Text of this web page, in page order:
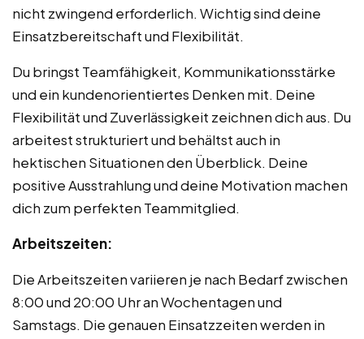
nicht zwingend erforderlich. Wichtig sind deine
Einsatzbereitschaft und Flexibilität.
Du bringst Teamfähigkeit, Kommunikationsstärke
und ein kundenorientiertes Denken mit. Deine
Flexibilität und Zuverlässigkeit zeichnen dich aus. Du
arbeitest strukturiert und behältst auch in
hektischen Situationen den Überblick. Deine
positive Ausstrahlung und deine Motivation machen
dich zum perfekten Teammitglied.
Arbeitszeiten:
Die Arbeitszeiten variieren je nach Bedarf zwischen
8:00 und 20:00 Uhr an Wochentagen und
Samstags. Die genauen Einsatzzeiten werden in